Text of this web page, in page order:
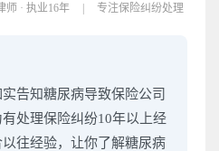
师 · 执业16年 | 专注保险纠纷处理
告知糖尿病导致保险公司
处理保险纠纷10年以上经
往经验，让你了解糖尿病